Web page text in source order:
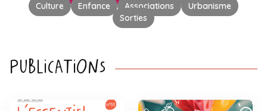
Culture
Enfance Associations
Urbanisme
Sorties
Publications